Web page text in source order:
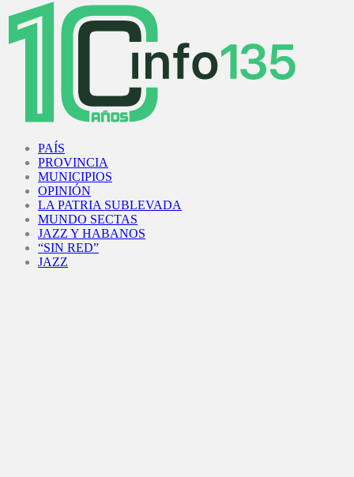
PAÍS
PROVINCIA
MUNICIPIOS
OPINIÓN
LA PATRIA SUBLEVADA
MUNDO SECTAS
JAZZ Y HABANOS
“SIN RED”
JAZZ